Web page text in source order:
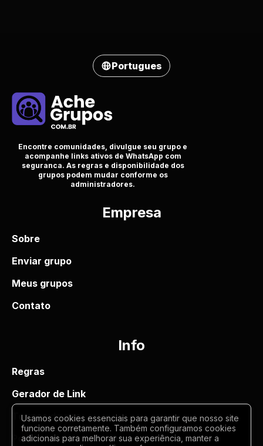
Portugues
Encontre comunidades, divulgue seu grupo e
acompanhe links ativos de WhatsApp com
seguranca. As regras e disponibilidade dos
grupos podem mudar conforme os
administradores.
Empresa
Sobre
Enviar grupo
Meus grupos
Contato
Info
Regras
Gerador de Link
Termos de uso
Politica de privacidade
Usamos cookies essenciais para garantir que nosso site
funcione corretamente. Também configuramos cookies
adicionais para melhorar sua experiência, manter a